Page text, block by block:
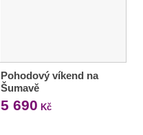
Pohodový víkend na
Šumavě
5 690 Kč